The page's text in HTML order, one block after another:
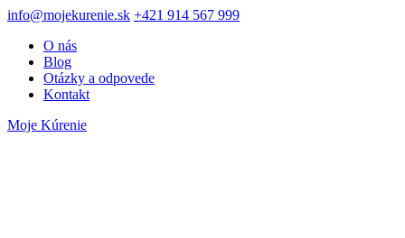
info@mojekurenie.sk +421 914 567 999
O nás
Blog
Otázky a odpovede
Kontakt
Moje Kúrenie